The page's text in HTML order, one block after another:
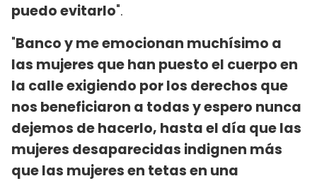
puedo evitarlo".
"Banco y me emocionan muchísimo a
las mujeres que han puesto el cuerpo en
la calle exigiendo por los derechos que
nos beneficiaron a todas y espero nunca
dejemos de hacerlo, hasta el día que las
mujeres desaparecidas indignen más
que las mujeres en tetas en una